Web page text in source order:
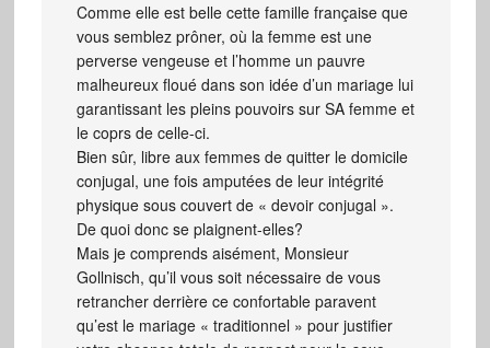
Comme elle est belle cette famille française que
vous semblez prôner, où la femme est une
perverse vengeuse et l’homme un pauvre
malheureux floué dans son idée d’un mariage lui
garantissant les pleins pouvoirs sur SA femme et
le coprs de celle-ci.
Bien sûr, libre aux femmes de quitter le domicile
conjugal, une fois amputées de leur intégrité
physique sous couvert de « devoir conjugal ».
De quoi donc se plaignent-elles?
Mais je comprends aisément, Monsieur
Gollnisch, qu’il vous soit nécessaire de vous
retrancher derrière ce confortable paravent
qu’est le mariage « traditionnel » pour justifier